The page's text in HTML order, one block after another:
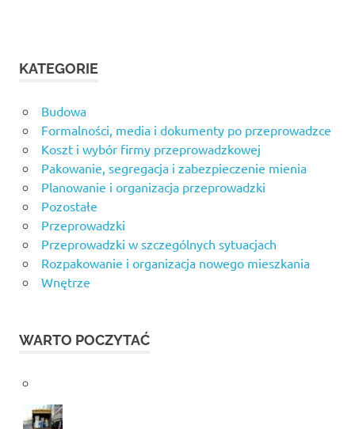
KATEGORIE
Budowa
Formalności, media i dokumenty po przeprowadzce
Koszt i wybór firmy przeprowadzkowej
Pakowanie, segregacja i zabezpieczenie mienia
Planowanie i organizacja przeprowadzki
Pozostałe
Przeprowadzki
Przeprowadzki w szczególnych sytuacjach
Rozpakowanie i organizacja nowego mieszkania
Wnętrze
WARTO POCZYTAĆ